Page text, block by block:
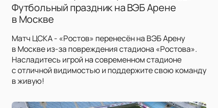
Футбольный праздник на ВЭБ Арене
в Москве
Матч ЦСКА - «Ростов» перенесён на ВЭБ Арену
в Москве из-за повреждения стадиона «Ростова».
Насладитесь игрой на современном стадионе
с отличной видимостью и поддержите свою команду
в живую!